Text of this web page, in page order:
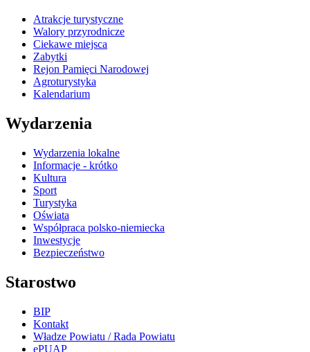
Atrakcje turystyczne
Walory przyrodnicze
Ciekawe miejsca
Zabytki
Rejon Pamięci Narodowej
Agroturystyka
Kalendarium
Wydarzenia
Wydarzenia lokalne
Informacje - krótko
Kultura
Sport
Turystyka
Oświata
Współpraca polsko-niemiecka
Inwestycje
Bezpieczeństwo
Starostwo
BIP
Kontakt
Władze Powiatu / Rada Powiatu
ePUAP